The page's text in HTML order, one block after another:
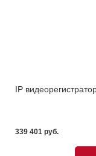
IP
339 401 pуб.